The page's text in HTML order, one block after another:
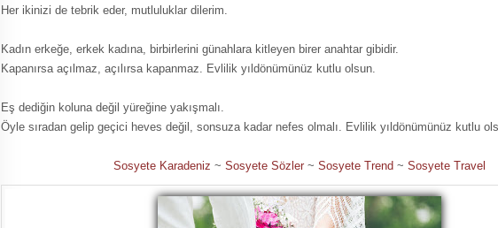
Her ikinizi de tebrik eder, mutluluklar dilerim.
Kadın erkeğe, erkek kadına, birbirlerini günahlara kitleyen birer anahtar gibidir.
Kapanırsa açılmaz, açılırsa kapanmaz. Evlilik yıldönümünüz kutlu olsun.
Eş dediğin koluna değil yüreğine yakışmalı.
Öyle sıradan gelip geçici heves değil, sonsuza kadar nefes olmalı. Evlilik yıldönümünüz kutlu
Sosyete Karadeniz ~ Sosyete Sözler ~ Sosyete Trend ~ Sosyete Travel